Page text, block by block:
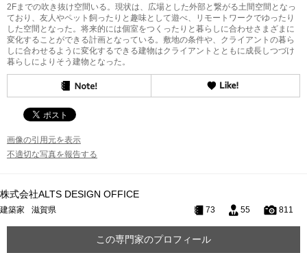
2Fまでの吹き抜け空間いる。現状は、広場とした外部と繋がる土間空間となっ
ており、友人やペット飼ったりと趣味として遊べ、リモートワークでゆったり
した空間となった。将来的には個室をつくったりと暮らしに合わせさまざまに
変化することができる計画となっている。敷地の条件や、クライアントの暮ら
しに合わせるように変化するできる建物はクライアントとともに成長しつづけ
暮らしによりそう建物となった。
画像の引用元を表示
不適切な写真を報告する
株式会社ALTS DESIGN OFFICE
建築家 滋賀県 73 55 811
この専門家のプロフィール